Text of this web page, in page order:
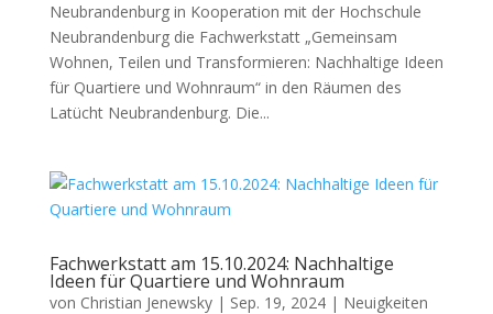
Neubrandenburg in Kooperation mit der Hochschule
Neubrandenburg die Fachwerkstatt „Gemeinsam
Wohnen, Teilen und Transformieren: Nachhaltige Ideen
für Quartiere und Wohnraum“ in den Räumen des
Latücht Neubrandenburg. Die...
Fachwerkstatt am 15.10.2024: Nachhaltige
Ideen für Quartiere und Wohnraum
von Christian Jenewsky| Sep. 19, 2024| Neuigkeiten